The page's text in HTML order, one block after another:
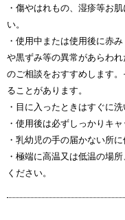
・傷やはれもの、湿疹等お
い。
・使用中または使用後に赤
や黒ずみ等の異常があらわ
のご相談をおすすめします
ることがあります。
・目に入ったときはすぐに洗
・使用後は必ずしっかりキ
・乳幼児の手の届かない所に
・極端に高温又は低温の場
ください。